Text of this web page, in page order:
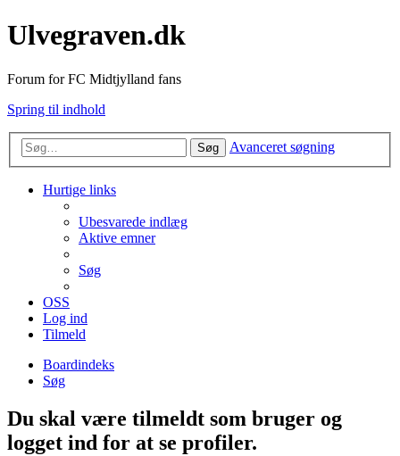
Ulvegraven.dk
Forum for FC Midtjylland fans
Spring til indhold
Søg Avanceret søgning
Hurtige links
Ubesvarede indlæg
Aktive emner
Søg
OSS
Log ind
Tilmeld
Boardindeks
Søg
Du skal være tilmeldt som bruger og
logget ind for at se profiler.